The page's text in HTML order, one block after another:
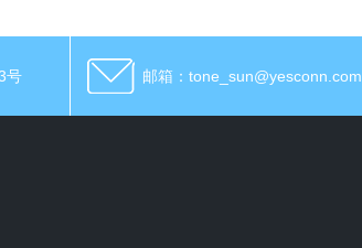
号 邮箱：tone_sun@yesconn.com